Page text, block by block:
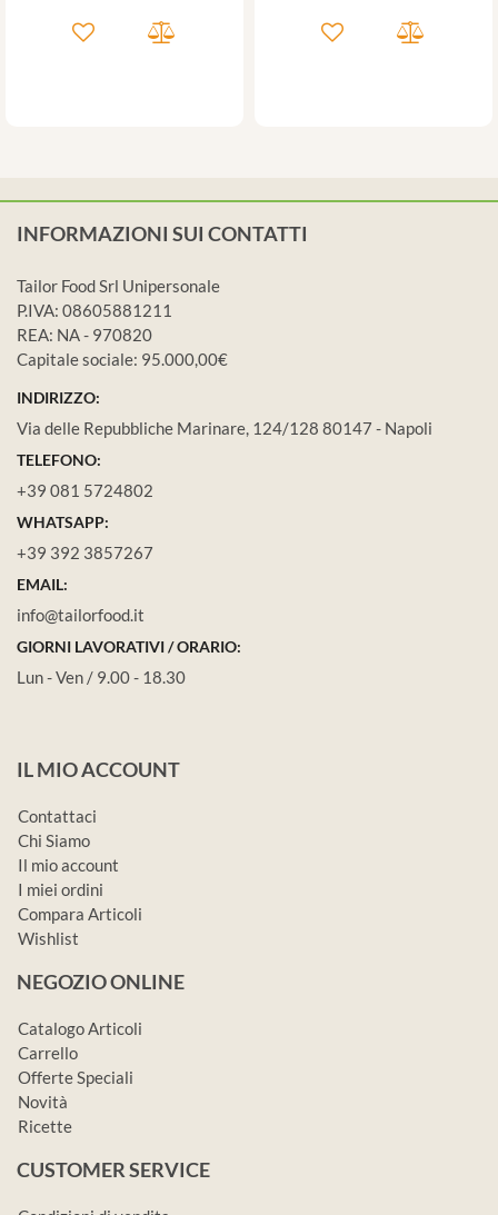
INFORMAZIONI SUI CONTATTI
Tailor Food Srl Unipersonale
P.IVA: 08605881211
REA: NA - 970820
Capitale sociale: 95.000,00€
INDIRIZZO:
Via delle Repubbliche Marinare, 124/128 80147 - Napoli
TELEFONO:
+39 081 5724802
WHATSAPP:
+39 392 3857267
EMAIL:
info@tailorfood.it
GIORNI LAVORATIVI / ORARIO:
Lun - Ven / 9.00 - 18.30
IL MIO ACCOUNT
Contattaci
Chi Siamo
Il mio account
I miei ordini
Compara Articoli
Wishlist
NEGOZIO ONLINE
Catalogo Articoli
Carrello
Offerte Speciali
Novità
Ricette
CUSTOMER SERVICE